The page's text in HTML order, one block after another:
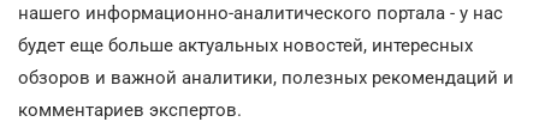
нашего информационно-аналитического портала - у нас
будет еще больше актуальных новостей, интересных
обзоров и важной аналитики, полезных рекомендаций и
комментариев экспертов.